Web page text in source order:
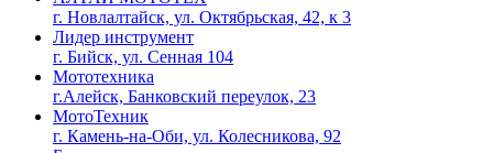
г. Новлалтайск, ул. Октябрьская, 42, к 3
Лидер инструмент
г. Бийск, ул. Сенная 104
Мототехника
г.Алейск, Банковский переулок, 23
МотоТехник
г. Камень-на-Оби, ул. Колесникова, 92